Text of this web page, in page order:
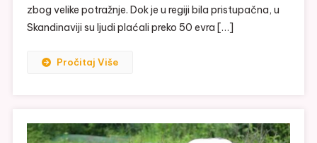
zbog velike potražnje. Dok je u regiji bila pristupačna, u
Skandinaviji su ljudi plaćali preko 50 evra […]
Pročitaj Više